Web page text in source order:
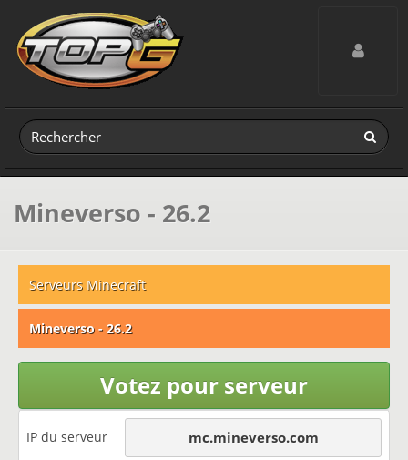
Toggle
Mineverso - 26.2
Serveurs Minecraft
Mineverso - 26.2
Votez pour serveur
IP du serveur mc.mineverso.com